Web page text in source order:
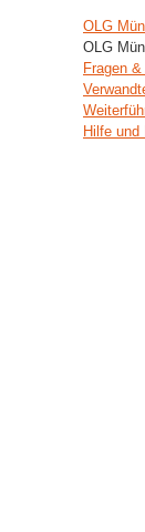
OLG
OLG
Fragen
Hilfe und